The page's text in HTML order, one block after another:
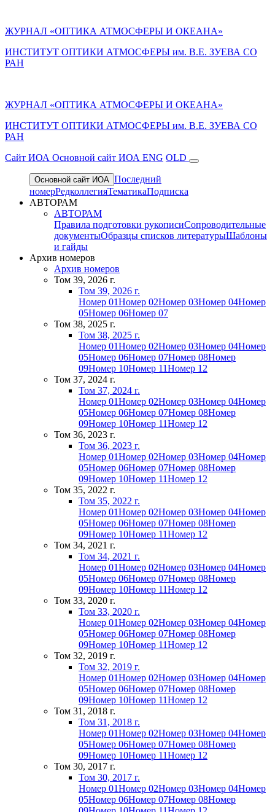
ЖУРНАЛ «ОПТИКА АТМОСФЕРЫ И ОКЕАНА»
ИНСТИТУТ ОПТИКИ АТМОСФЕРЫ им. В.Е. ЗУЕВА СО
РАН
ЖУРНАЛ «ОПТИКА АТМОСФЕРЫ И ОКЕАНА»
ИНСТИТУТ ОПТИКИ АТМОСФЕРЫ им. В.Е. ЗУЕВА СО
РАН
Cайт ИОА Основной сайт ИОА ENG OLD
Основной сайт ИОА Последний
номерРедколлегияТематикаПодписка
АВТОРАМ
АВТОРАМ
Правила подготовки рукописиСопроводительные
документыОбразцы списков литературыШаблоны
и гайды
Архив номеров
Архив номеров
Том 39, 2026 г.
Том 39, 2026 г.
Номер 01Номер 02Номер 03Номер 04Номер
05Номер 06Номер 07
Том 38, 2025 г.
Том 38, 2025 г.
Номер 01Номер 02Номер 03Номер 04Номер
05Номер 06Номер 07Номер 08Номер
09Номер 10Номер 11Номер 12
Том 37, 2024 г.
Том 37, 2024 г.
Номер 01Номер 02Номер 03Номер 04Номер
05Номер 06Номер 07Номер 08Номер
09Номер 10Номер 11Номер 12
Том 36, 2023 г.
Том 36, 2023 г.
Номер 01Номер 02Номер 03Номер 04Номер
05Номер 06Номер 07Номер 08Номер
09Номер 10Номер 11Номер 12
Том 35, 2022 г.
Том 35, 2022 г.
Номер 01Номер 02Номер 03Номер 04Номер
05Номер 06Номер 07Номер 08Номер
09Номер 10Номер 11Номер 12
Том 34, 2021 г.
Том 34, 2021 г.
Номер 01Номер 02Номер 03Номер 04Номер
05Номер 06Номер 07Номер 08Номер
09Номер 10Номер 11Номер 12
Том 33, 2020 г.
Том 33, 2020 г.
Номер 01Номер 02Номер 03Номер 04Номер
05Номер 06Номер 07Номер 08Номер
09Номер 10Номер 11Номер 12
Том 32, 2019 г.
Том 32, 2019 г.
Номер 01Номер 02Номер 03Номер 04Номер
05Номер 06Номер 07Номер 08Номер
09Номер 10Номер 11Номер 12
Том 31, 2018 г.
Том 31, 2018 г.
Номер 01Номер 02Номер 03Номер 04Номер
05Номер 06Номер 07Номер 08Номер
09Номер 10Номер 11Номер 12
Том 30, 2017 г.
Том 30, 2017 г.
Номер 01Номер 02Номер 03Номер 04Номер
05Номер 06Номер 07Номер 08Номер